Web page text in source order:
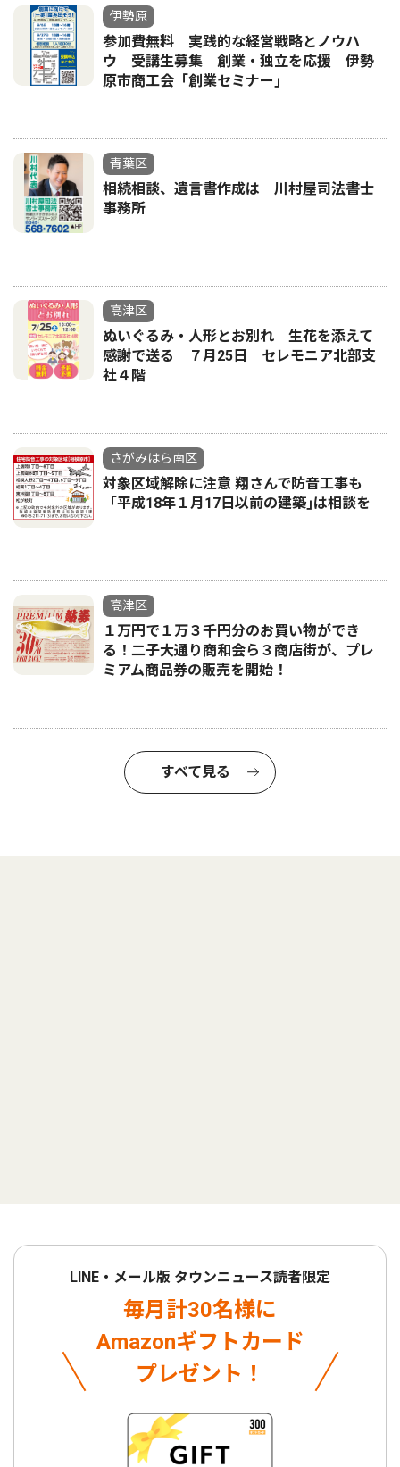
伊勢原
参加費無料 実践的な経営戦略とノウハ
ウ 受講生募集 創業・独立を応援 伊勢
原市商工会「創業セミナー｣
青葉区
相続相談、遺言書作成は 川村屋司法書士
事務所
高津区
ぬいぐるみ・人形とお別れ 生花を添えて
感謝で送る ７月25日 セレモニア北部支
社４階
さがみはら南区
対象区域解除に注意 翔さんで防音工事も
「平成18年１月17日以前の建築｣は相談を
高津区
１万円で１万３千円分のお買い物ができ
る！二子大通り商和会ら３商店街が、プレ
ミアム商品券の販売を開始！
すべて見る
LINE・メール版 タウンニュース読者限定
毎月計30名様に
Amazonギフトカード
プレゼント！